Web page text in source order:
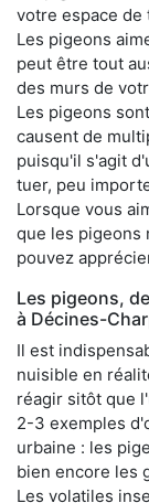
votre espace de
Les pigeons
peut être tout
des murs de
Les pigeons
causent de
puisqu'il s'agit
tuer, peu
Lorsque vous
que les pigeons
pouvez
Les pigeons,
à Décines-
Il est
nuisible en
réagir sitôt que
2-3 exemples
urbaine : les
bien encore les
Les volatiles